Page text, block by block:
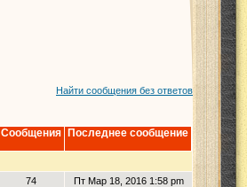
Найти сообщения без ответов
Сообщения Последнее сообщение
74
Пт Мар 18, 2016 1:58 pm